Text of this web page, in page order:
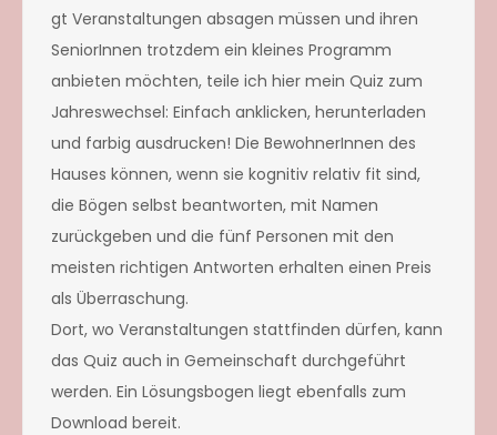
gt Veranstaltungen absagen müssen und ihren
SeniorInnen trotzdem ein kleines Programm
anbieten möchten, teile ich hier mein Quiz zum
Jahreswechsel: Einfach anklicken, herunterladen
und farbig ausdrucken! Die BewohnerInnen des
Hauses können, wenn sie kognitiv relativ fit sind,
die Bögen selbst beantworten, mit Namen
zurückgeben und die fünf Personen mit den
meisten richtigen Antworten erhalten einen Preis
als Überraschung.
Dort, wo Veranstaltungen stattfinden dürfen, kann
das Quiz auch in Gemeinschaft durchgeführt
werden. Ein Lösungsbogen liegt ebenfalls zum
Download bereit.